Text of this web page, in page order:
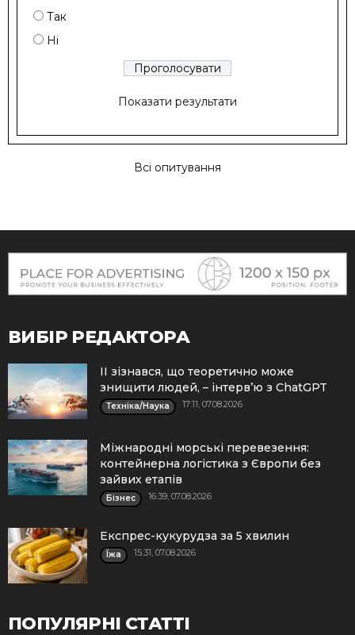
Так
Ні
Показати результати
Всі опитування
ВИБІР РЕДАКТОРА
ІІ зізнався, що теоретично може
знищити людей, – інтерв’ю з ChatGPT
Техніка/Наука 17:11, 07.08.2026
Міжнародні морські перевезення:
контейнерна логістика з Європи без
зайвих етапів
Бізнес 16:39, 07.08.2026
Експрес-кукурудза за 5 хвилин
Їжа 15:31, 07.08.2026
ПОПУЛЯРНІ СТАТТІ